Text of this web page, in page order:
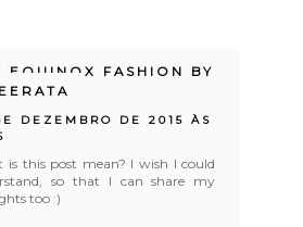
EQUINOX FASHION BY
DEZEMBRO DE 2015 ÀS
is this post mean? I wish I could
so that I can share my
too :)